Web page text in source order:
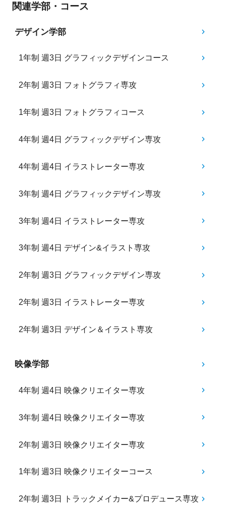
関連学部・コース
デザイン学部
1年制 週3日 グラフィックデザインコース
2年制 週3日 フォトグラフィ専攻
1年制 週3日 フォトグラフィコース
4年制 週4日 グラフィックデザイン専攻
4年制 週4日 イラストレーター専攻
3年制 週4日 グラフィックデザイン専攻
3年制 週4日 イラストレーター専攻
3年制 週4日 デザイン&イラスト専攻
2年制 週3日 グラフィックデザイン専攻
2年制 週3日 イラストレーター専攻
2年制 週3日 デザイン＆イラスト専攻
映像学部
4年制 週4日 映像クリエイター専攻
3年制 週4日 映像クリエイター専攻
2年制 週3日 映像クリエイター専攻
1年制 週3日 映像クリエイターコース
2年制 週3日 トラックメイカー&プロデュース専攻